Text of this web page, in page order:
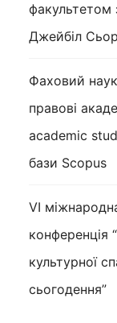
факультетом
Джейбіл
Фаховий
правові
academic
бази Scopus
VI
конференція
культурної
сьогодення”